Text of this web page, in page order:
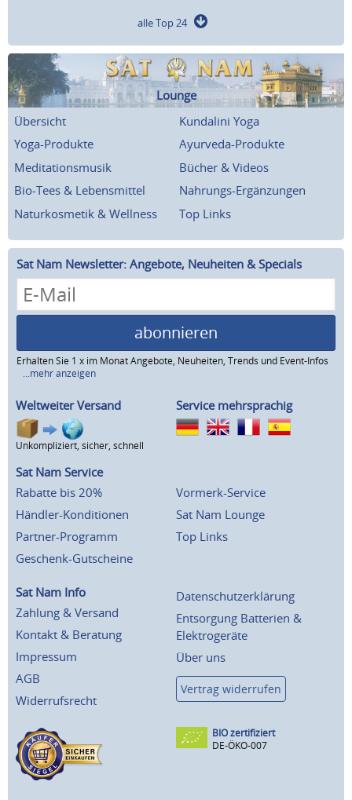
alle Top 24
Lounge
Übersicht
Kundalini Yoga
Yoga-Produkte
Ayurveda-Produkte
Meditationsmusik
Bücher & Videos
Bio-Tees & Lebensmittel
Nahrungs-Ergänzungen
Naturkosmetik & Wellness
Top Links
Sat Nam Newsletter: Angebote, Neuheiten & Specials
abonnieren
Erhalten Sie 1 x im Monat Angebote, Neuheiten, Trends und Event-Infos
...mehr anzeigen
Weltweiter Versand
Unkompliziert, sicher, schnell
Service mehrsprachig
Sat Nam Service
Rabatte bis 20%
Händler-Konditionen
Partner-Programm
Geschenk-Gutscheine
Vormerk-Service
Sat Nam Lounge
Top Links
Sat Nam Info
Zahlung & Versand
Kontakt & Beratung
Impressum
AGB
Widerrufsrecht
Datenschutzerklärung
Entsorgung Batterien &
Elektrogeräte
Über uns
Vertrag widerrufen
BIO zertifiziert
DE-ÖKO-007